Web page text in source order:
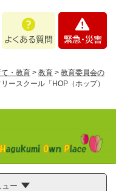
あ
問
・
・教育 > 教育 > 教育委員会の
ースクール「HOP（ホップ）
ー